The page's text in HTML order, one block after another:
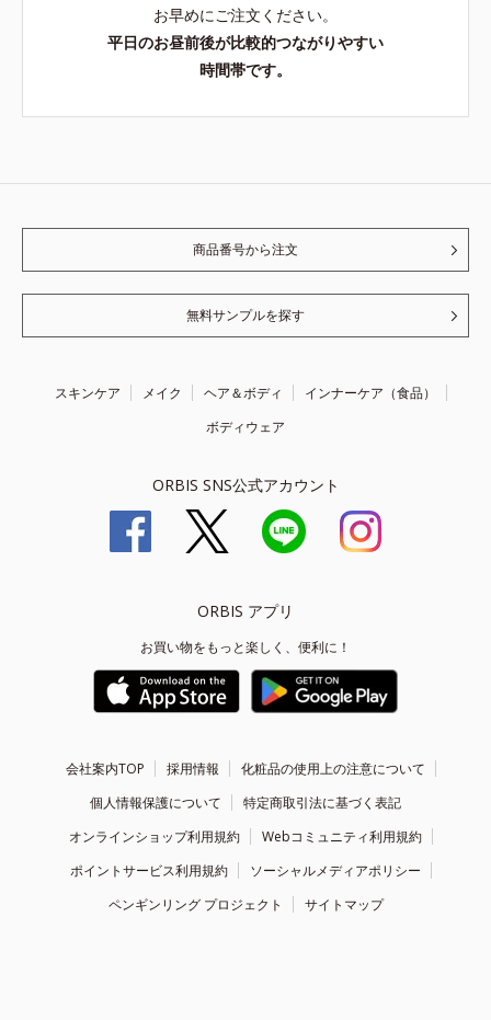
お早めにご注文ください。
平日のお昼前後が比較的つながりやすい
時間帯です。
商品番号から注文
無料サンプルを探す
スキンケア メイク ヘア＆ボディ
インナーケア（食品）
ボディウェア
ORBIS SNS公式アカウント
ORBIS アプリ
お買い物をもっと楽しく、便利に！
会社案内TOP 採用情報
化粧品の使用上の注意について
個人情報保護について
特定商取引法に基づく表記
オンラインショップ利用規約
Webコミュニティ利用規約
ポイントサービス利用規約
ソーシャルメディアポリシー
ペンギンリング プロジェクト
サイトマップ